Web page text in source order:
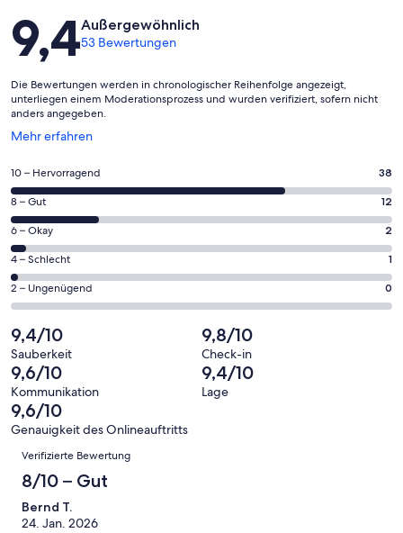
Bewertungen
9,4Außergewöhnlich
53 Bewertungen
Die Bewertungen werden in chronologischer Reihenfolge angezeigt,
unterliegen einem Moderationsprozess und wurden verifiziert, sofern nicht
anders angegeben.
Mehr erfahren
Wird
einem
neuen
Fenster
geöffnet
38
von
insgesamt
53
Gästebewertungen
haben
eine
Bewertung
von
10
-
Hervorragend
10 – Hervorragend 38
12
von
insgesamt
53
Gästebewertungen
haben
Bewertung
von
8
-
Gut
8 – Gut 12
2
von
insgesamt
53
Gästebewertungen
haben
eine
Bewertung
von
6
-
Okay
6 – Okay 2
1
von
insgesamt
Gästebewertungen
haben
eine
Bewertung
von
4
Schlecht
4 – Schlecht 1
0
von
insgesamt
53
Gästebewertungen
haben
eine
Bewertung
Ungenügend
2 – Ungenügend 0
9,4/10
Sauberkeit
9,8/10
Check-in
9,6/10
Kommunikation
9,4/10
Lage
9,6/10
Genauigkeit des Onlineauftritts
Bewertungen
Verifizierte Bewertung
8/10 – Gut
Bernd T.
24. Jan. 2026